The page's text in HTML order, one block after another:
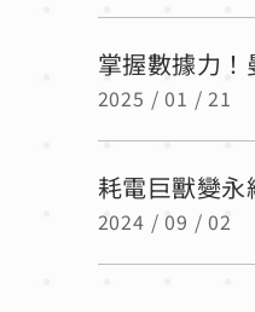
掌握數據力
2025 / 01 / 21
耗電巨獸變永
2024 / 09 / 02